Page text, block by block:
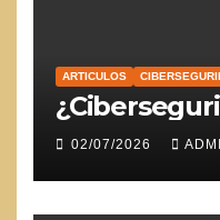
ARTICULOS
02/07/2026